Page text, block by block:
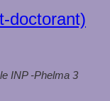
doctorant)
INP -Phelma 3